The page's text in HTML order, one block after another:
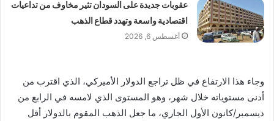
عقوبات جديدة على السودان تثير مخاوف من تداعيات
اقتصادية واسعة وتهدد قطاع الذهب
أغسطس 6, 2026
وجاء هذا الارتفاع في ظل تراجع الدولار الأميركي، الذي اقترب من
أدنى مستوياته خلال شهر، وهو المستوى الذي لامسه في الرابع من
ديسمبر/كانون الأول الجاري، ما جعل الذهب المقوم بالدولار أقل